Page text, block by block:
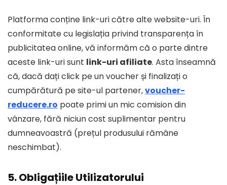
Platforma conține link-uri către alte website-uri. În
conformitate cu legislația privind transparența în
publicitatea online, vă informăm că o parte dintre
aceste link-uri sunt link-uri afiliate. Asta înseamnă
că, dacă dați click pe un voucher și finalizați o
cumpărătură pe site-ul partener,voucher-
reducere.ro poate primi un mic comision din
vânzare, fără niciun cost suplimentar pentru
dumneavoastră (prețul produsului rămâne
neschimbat).
5. Obligațiile Utilizatorului